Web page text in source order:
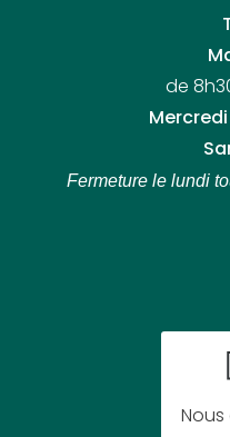
de
Fermeture le lundi